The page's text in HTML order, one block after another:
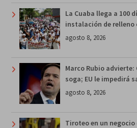
La Cuaba llega a 100
instalación de
agosto 8, 2026
Marco Rubio advierte:
soga; EU le impedirá
agosto 8, 2026
Tiroteo en un